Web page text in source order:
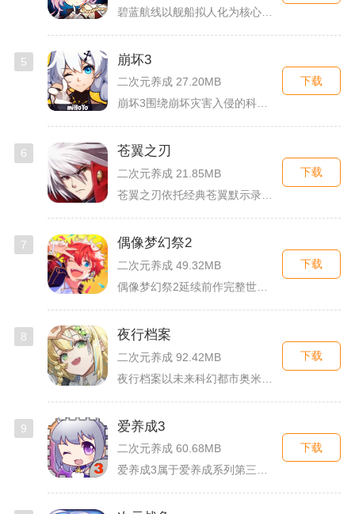
5 崩坏3
二次元养成 27.20MB
崩坏3围绕崩坏灾害入侵的科幻世界观展开，玩家以舰长身份操控多...
下载
6 苍翼之刃
二次元养成 21.85MB
苍翼之刃依托经典苍翼默示录IP打造横版指尖格斗手游，完整收录...
下载
7 偶像梦幻祭2
二次元养成 49.32MB
下载
8 夜行档案
二次元养成 92.42MB
下载
9 爱养成3
二次元养成 60.68MB
爱养成3属于爱养成系列第三部单机模拟养成手游，故事依托天使堕...
下载